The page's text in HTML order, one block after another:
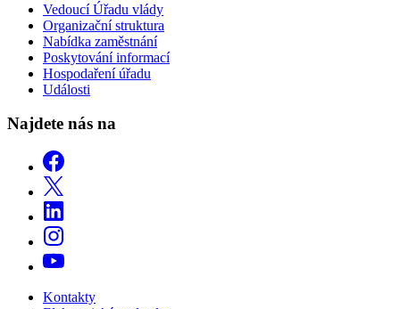
Vedoucí Úřadu vlády
Organizační struktura
Nabídka zaměstnání
Poskytování informací
Hospodaření úřadu
Události
Najdete nás na
Kontakty